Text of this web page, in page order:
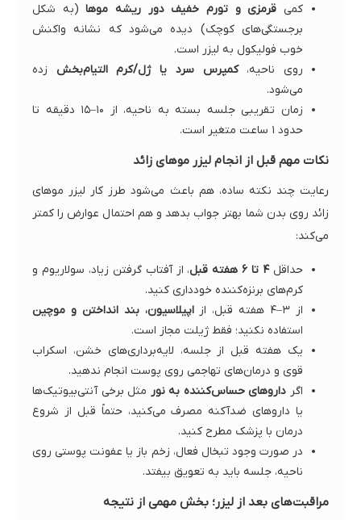
کمی قرمزی و تورم خفیف دور ریشه موها(به شکل
برجستگی‌های کوچک) دیده می‌شود که نشانه واکنش
خوب فولیکول به لیزر است.
روی ناحیه،کمپرس سرد یا ژل/کرم التیام‌بخش زده
می‌شود.
زمان تقریبی جلسه بسته به ناحیه، از ۱۰–۱۵ دقیقه تا
حدود ۱ ساعت متغیر است.
نکات مهم قبل از انجام لیزر موهای زائد
رعایت چند نکته ساده، هم باعث می‌شود طرز کار لیزر موهای
زائد روی بدن شما بهتر جواب بدهد و هم احتمال عوارض را کمتر
می‌کند:
حداقل۴ تا ۶ هفته قبل
، از آفتاب گرفتن زیاد، سولاریوم و
کرم‌های برنزه‌کننده خودداری کنید.
از ۳–۴ هفته قبل، از
اپیلاسیون، بند انداختن و موچین
استفاده نکنید؛ فقط ژیلت مجاز است.
یک هفته قبل از جلسه، لایه‌برداری‌های خشن، اسکراب
قوی و درمان‌های تهاجمی روی پوست انجام ندهید.
اگر داروهای حساس‌کننده به نور مثل برخی آنتی‌بیوتیک‌ها
یا داروهای ضدآکنه مصرف می‌کنید، حتماً قبل از شروع
درمان با پزشک مطرح کنید.
در صورت وجود تبخال فعال، زخم باز یا عفونت پوستی روی
ناحیه، جلسه باید به تعویق بیفتد.
مراقبت‌های بعد از لیزر؛ بخش مهمی از نتیجه